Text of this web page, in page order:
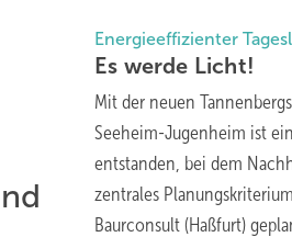
Energieeffizienter
Es werde Licht!
Mit der neuen
Seeheim-Jugenheim ist
entstanden, bei dem
zentrales
Baurconsult (Haßfurt)